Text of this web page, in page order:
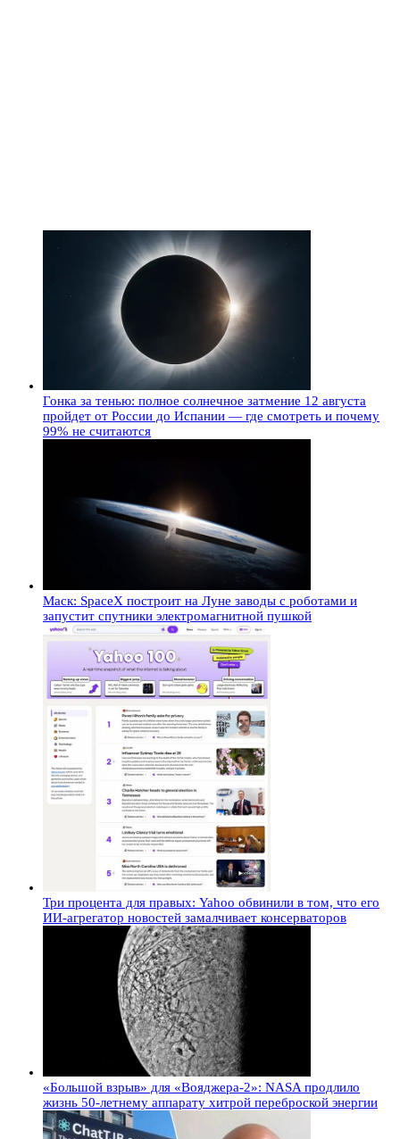
Гонка за тенью: полное солнечное затмение 12 августа
пройдет от России до Испании — где смотреть и почему
99% не считаются
Маск: SpaceX построит на Луне заводы с роботами и
запустит спутники электромагнитной пушкой
Три процента для правых: Yahoo обвинили в том, что его
ИИ-агрегатор новостей замалчивает консерваторов
«Большой взрыв» для «Вояджера-2»: NASA продлило
жизнь 50-летнему аппарату хитрой переброской энергии